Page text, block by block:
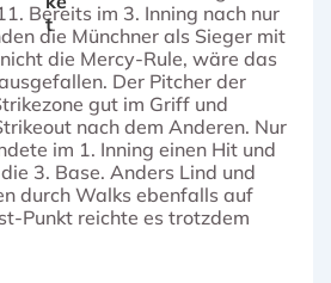
Bereits im 3. Inning nach nur
die Münchner als Sieger mit
die Mercy-Rule, wäre das
Der Pitcher der
gut im Griff und
nach dem Anderen. Nur
im 1. Inning einen Hit und
3. Base. Anders Lind und
durch Walks ebenfalls auf
Punkt reichte es trotzdem